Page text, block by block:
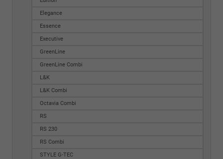
Elegance
Essence
Executive
GreenLine
GreenLine Combi
L&K
L&K Combi
Octavia Combi
RS
RS 230
RS Combi
STYLE G-TEC